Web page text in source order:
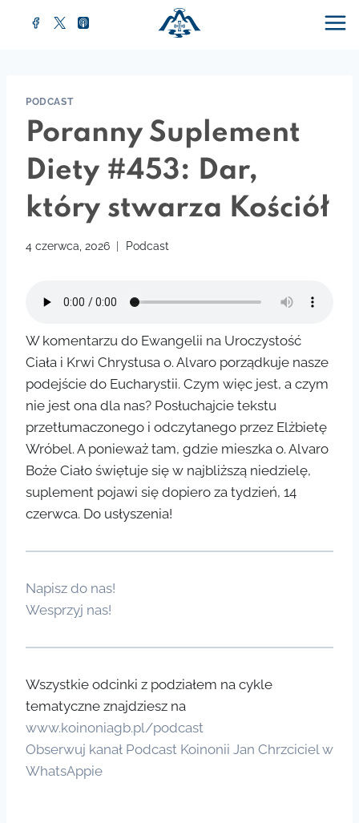
PODCAST
Poranny Suplement
Diety #453: Dar,
który stwarza Kościół
4 czerwca, 2026 Podcast
W komentarzu do Ewangelii na Uroczystość
Ciała i Krwi Chrystusa o. Alvaro porządkuje nasze
podejście do Eucharystii. Czym więc jest, a czym
nie jest ona dla nas? Posłuchajcie tekstu
przetłumaczonego i odczytanego przez Elżbietę
Wróbel. A ponieważ tam, gdzie mieszka o. Alvaro
Boże Ciało świętuje się w najbliższą niedzielę,
suplement pojawi się dopiero za tydzień, 14
czerwca. Do usłyszenia!
Napisz do nas!
Wesprzyj nas!
Wszystkie odcinki z podziałem na cykle
tematyczne znajdziesz na
www.koinoniagb.pl/podcast
Obserwuj kanał Podcast Koinonii Jan Chrzciciel w
WhatsAppie